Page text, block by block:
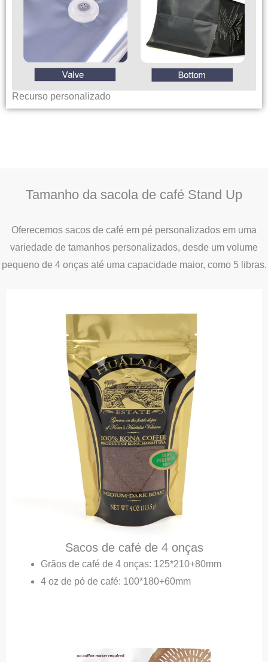
Recurso personalizado
Tamanho da sacola de café Stand Up
Oferecemos sacos de café em pé personalizados em uma
variedade de tamanhos personalizados, desde um volume
pequeno de 4 onças até uma capacidade maior, como 5 libras.
Sacos de café de 4 onças
Grãos de café de 4 onças: 125*210+80mm
4 oz de pó de café: 100*180+60mm